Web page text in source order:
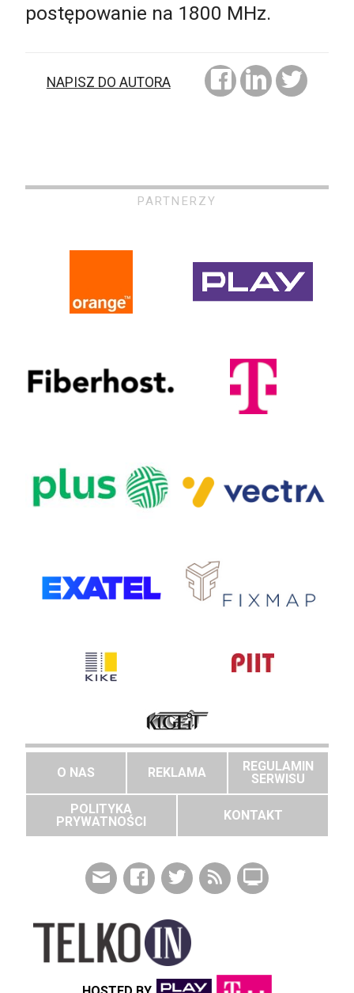
postępowanie na 1800 MHz.
NAPISZ DO AUTORA
PARTNERZY
O NAS REKLAMA
REGULAMIN
SERWISU
POLITYKA
PRYWATNOŚCI
KONTAKT